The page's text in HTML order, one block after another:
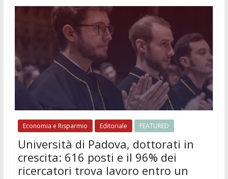
Economia e Risparmio Editoriale FEATURED
Università di Padova, dottorati in
crescita: 616 posti e il 96% dei
ricercatori trova lavoro entro un